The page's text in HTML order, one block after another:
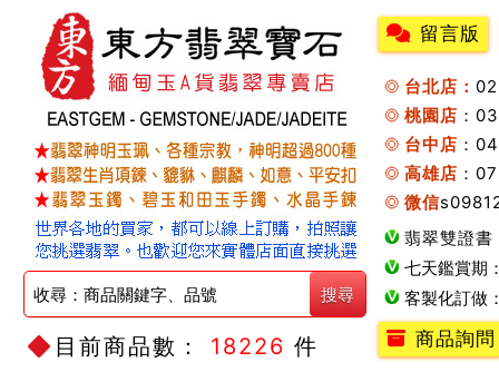
目前商品數： 18226 件
留言版
台北店：
桃園店 ：
台中店 ：
高雄店 ：
微信
翡翠雙證書
七天鑑賞期
客製化訂做
商品詢問